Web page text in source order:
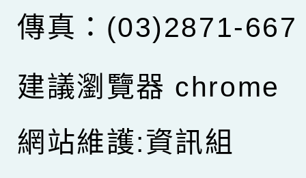
傳真：(03)2871-667
建議瀏覽器 chrome
網站維護:資訊組